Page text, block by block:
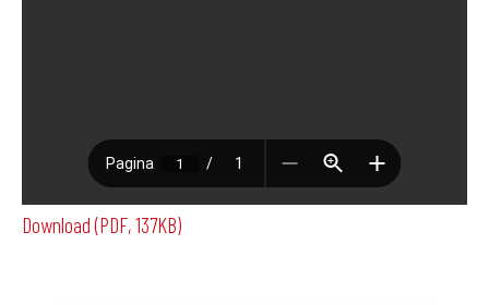
Download (PDF, 137KB)